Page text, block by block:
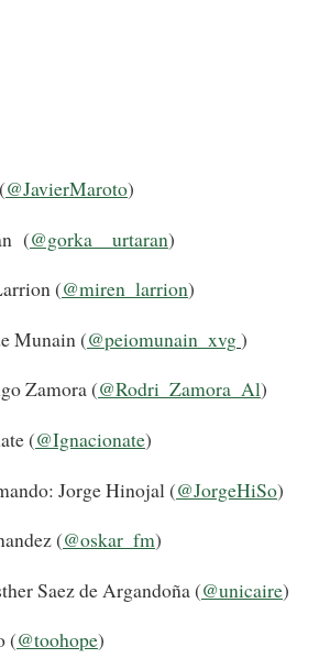
@JavierMaroto)
(@gorka__urtaran)
(@miren_larrion)
Munain (@peiomunain_xvg)
Zamora (@Rodri_Zamora_Al)
(@Ignacionate)
Jorge Hinojal (@JorgeHiSo)
(@oskar_fm)
Saez de Argandoña (@unicaire)
(@toohope)